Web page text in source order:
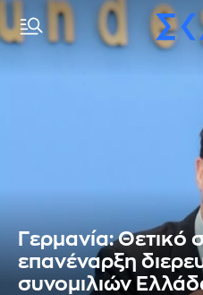
Γερμανία: Θετικό
επανέναρξη
συνομιλιών